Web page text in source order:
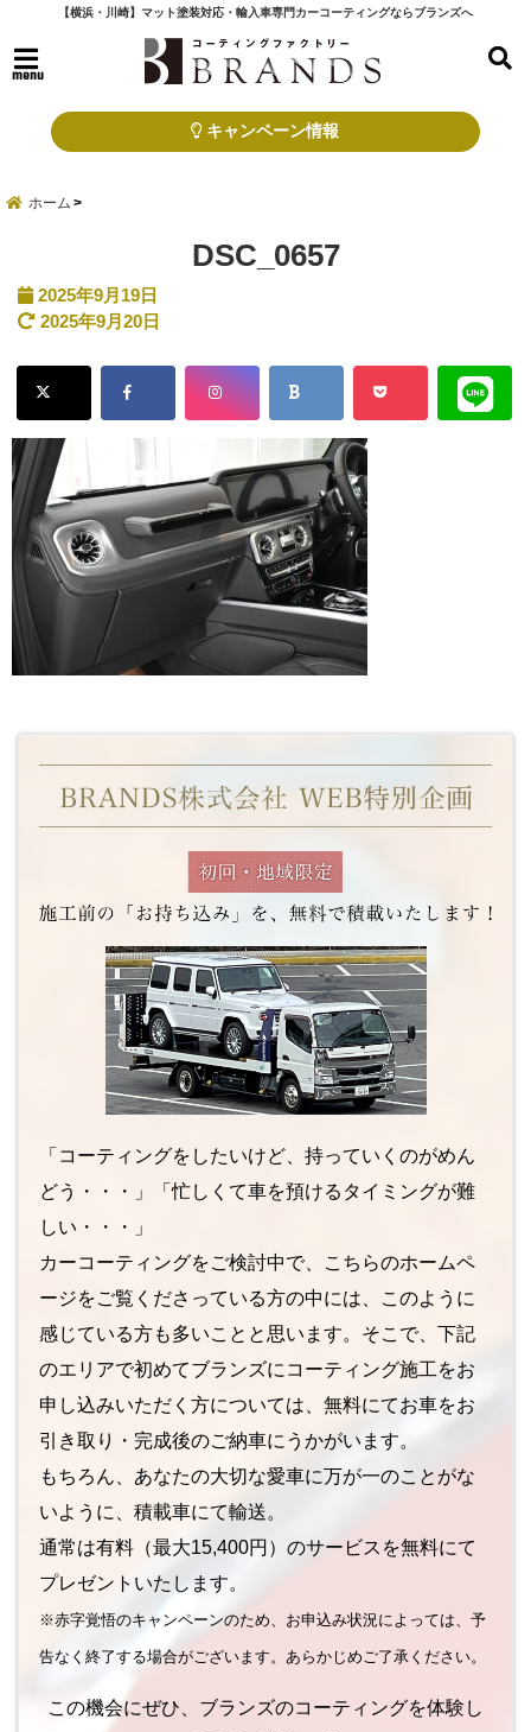
【横浜・川崎】マット塗装対応・輸入車専門カーコーティングならブランズへ
menu
キャンペーン情報
ホーム
DSC_0657
2025年9月19日
2025年9月20日
「コーティングをしたいけど、持っていくのがめん
どう・・・」「忙しくて車を預けるタイミングが難
しい・・・」
カーコーティングをご検討中で、こちらのホームペ
ージをご覧くださっている方の中には、このように
感じている方も多いことと思います。そこで、下記
のエリアで初めてブランズにコーティング施工をお
申し込みいただく方については、無料にてお車をお
引き取り・完成後のご納車にうかがいます。
もちろん、あなたの大切な愛車に万が一のことがな
いように、積載車にて輸送。
通常は有料（最大15,400円）のサービスを無料にて
プレゼントいたします。
※赤字覚悟のキャンペーンのため、お申込み状況によっては、予
告なく終了する場合がございます。あらかじめご了承ください。
この機会にぜひ、ブランズのコーティングを体験し